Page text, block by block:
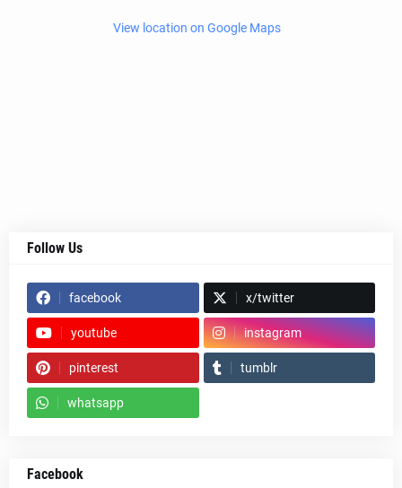
View location on Google Maps
Follow Us
facebook x/twitter
youtube instagram
pinterest tumblr
whatsapp
Facebook